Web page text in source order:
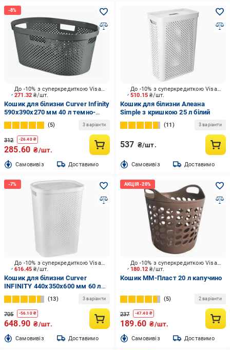
271.32₴/шт.
До -10% з суперкредиткою Visa Вигода
Кошик для білизни Curver Infinity
590x390x270 мм 40 л темно-
сірий
5 3 варіанти
312 -26.40₴
285.60 ₴/шт.
Cамовивіз Доставимо
510.15₴/шт.
До -10% з суперкредиткою Visa Вигода
Кошик для білизни Алеана
Simple з кришкою 25 л білий
11 3 варіанти
537 ₴/шт.
Cамовивіз Доставимо
616.45₴/шт.
До -10% з суперкредиткою Visa Вигода
Кошик для білизни Curver
INFINITY 440x350x600 мм 60 л
білий
13 3 варіанти
705 -56.10₴
648.90 ₴/шт.
Cамовивіз Доставимо
180.12₴/шт.
До -10% з суперкредиткою Visa Вигода
Кошик ММ-Пласт 20 л капучино
5 2 варіанти
237 -47.40₴
189.60 ₴/шт.
Cамовивіз Доставимо